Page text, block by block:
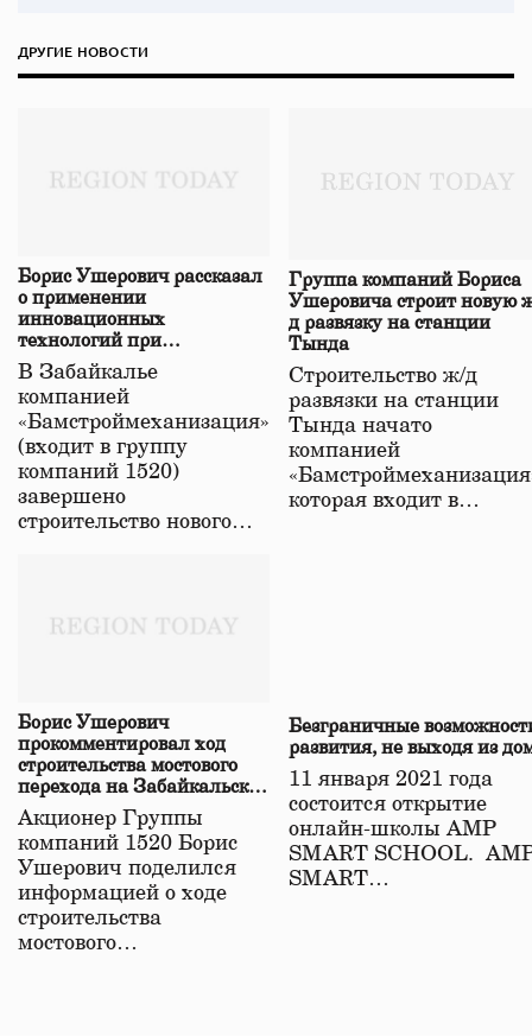
ДРУГИЕ НОВОСТИ
Борис Ушерович рассказал
о применении
инновационных
технологий при
строительстве нового моста
в Забайкалье
В Забайкалье
компанией
«Бамстроймеханизация»
(входит в группу
компаний 1520)
завершено
строительство нового…
Группа компаний Бориса
Ушеровича строит новую
д развязку на станции
Тында
Строительство ж/д
развязки на станции
Тында начато
компанией
которая входит в…
Борис Ушерович
прокомментировал ход
строительства мостового
перехода на Забайкальской
железной дороге
Акционер Группы
компаний 1520 Борис
Ушерович поделился
информацией о ходе
строительства
мостового…
Безграничные
развития, не выходя из
11 января 2021 года
состоится открытие
онлайн-школы АМР
SMART SCHOOL.
SMART…